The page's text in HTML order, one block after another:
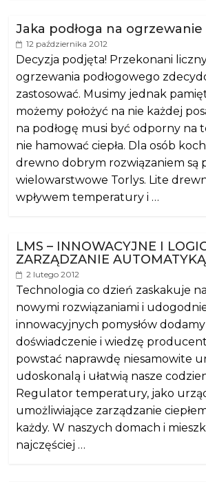
Jaka podłoga na ogrzewanie
12 października 2012
Decyzja podjęta! Przekonani
ogrzewania podłogowego
zastosować. Musimy jednak
możemy położyć na nie każdej
na podłogę musi być odporny na
nie hamować ciepła. Dla osób
drewno dobrym rozwiązaniem są
wielowarstwowe Torlys. Lite
wpływem temperatury i …
LMS – INNOWACYJNE I
ZARZĄDZANIE
2 lutego 2012
Technologia co dzień zaskakuje
nowymi rozwiązaniami i
innowacyjnych pomysłów
doświadczenie i wiedzę
powstać naprawdę niesamowite
udoskonalą i ułatwią nasze
Regulator temperatury, jako
umożliwiające zarządzanie
każdy. W naszych domach i
najczęściej …